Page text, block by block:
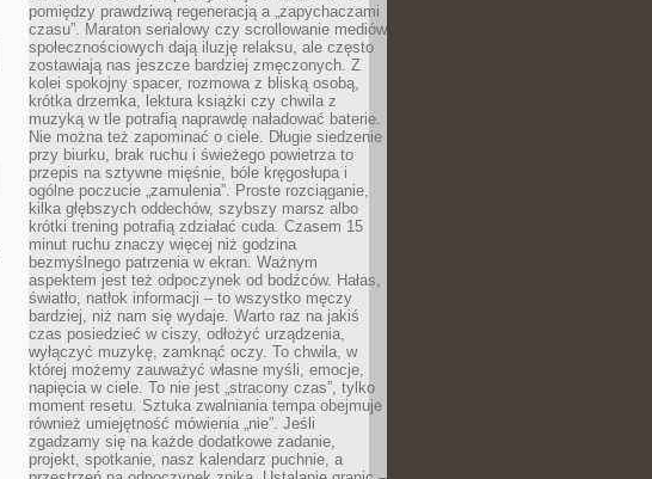
pomiędzy prawdziwą regeneracją a „zapychaczami
czasu”. Maraton serialowy czy scrollowanie mediów
społecznościowych dają iluzję relaksu, ale często
zostawiają nas jeszcze bardziej zmęczonych. Z
kolei spokojny spacer, rozmowa z bliską osobą,
krótka drzemka, lektura książki czy chwila z
muzyką w tle potrafią naprawdę naładować baterie.
Nie można też zapominać o ciele. Długie siedzenie
przy biurku, brak ruchu i świeżego powietrza to
przepis na sztywne mięśnie, bóle kręgosłupa i
ogólne poczucie „zamulenia”. Proste rozciąganie,
kilka głębszych oddechów, szybszy marsz albo
krótki trening potrafią zdziałać cuda. Czasem 15
minut ruchu znaczy więcej niż godzina
bezmyślnego patrzenia w ekran. Ważnym
aspektem jest też odpoczynek od bodźców. Hałas,
światło, natłok informacji – to wszystko męczy
bardziej, niż nam się wydaje. Warto raz na jakiś
czas posiedzieć w ciszy, odłożyć urządzenia,
wyłączyć muzykę, zamknąć oczy. To chwila, w
której możemy zauważyć własne myśli, emocje,
napięcia w ciele. To nie jest „stracony czas”, tylko
moment resetu. Sztuka zwalniania tempa obejmuje
również umiejętność mówienia „nie”. Jeśli
zgadzamy się na każde dodatkowe zadanie,
projekt, spotkanie, nasz kalendarz puchnie, a